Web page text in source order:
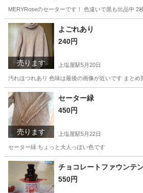
MERYRoseのセーターです！ 色違いで黒も出品中
鹿児島 鹿児島市 上塩屋駅
売ります
よごれあり
240円
上塩屋駅5月20日
汚れほつれあり 色味は最後の画像が近いです まと
鹿児島 鹿児島市 上塩屋駅
売ります
セーター緑
450円
上塩屋駅5月22日
セーター緑 ちょっと大人っぽい色です
鹿児島 鹿児島市 上塩屋駅 服/ファッシ
チョコレートファウンテ
550円